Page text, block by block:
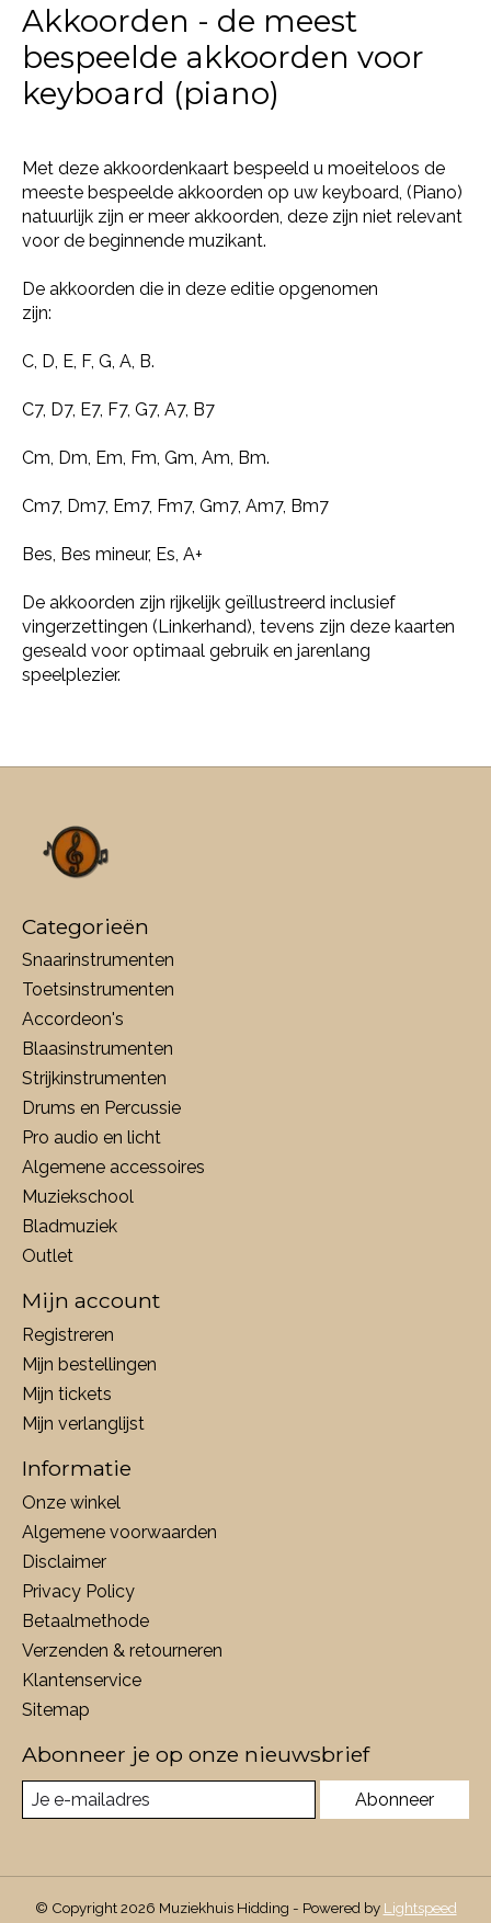
Akkoorden - de meest
bespeelde akkoorden voor
keyboard (piano)
Met deze akkoordenkaart bespeeld u moeiteloos de
meeste bespeelde akkoorden op uw keyboard, (Piano)
natuurlijk zijn er meer akkoorden, deze zijn niet relevant
voor de beginnende muzikant.
De akkoorden die in deze editie opgenomen
zijn:
C, D, E, F, G, A, B.
C7, D7, E7, F7, G7, A7, B7
Cm, Dm, Em, Fm, Gm, Am, Bm.
Cm7, Dm7, Em7, Fm7, Gm7, Am7, Bm7
Bes, Bes mineur, Es, A+
De akkoorden zijn rijkelijk geïllustreerd inclusief
vingerzettingen (Linkerhand), tevens zijn deze kaarten
geseald voor optimaal gebruik en jarenlang
speelplezier.
Categorieën
Snaarinstrumenten
Toetsinstrumenten
Accordeon's
Blaasinstrumenten
Strijkinstrumenten
Drums en Percussie
Pro audio en licht
Algemene accessoires
Muziekschool
Bladmuziek
Outlet
Mijn account
Registreren
Mijn bestellingen
Mijn tickets
Mijn verlanglijst
Informatie
Onze winkel
Algemene voorwaarden
Disclaimer
Privacy Policy
Betaalmethode
Verzenden & retourneren
Klantenservice
Sitemap
Abonneer je op onze nieuwsbrief
Abonneer
© Copyright 2026 Muziekhuis Hidding - Powered by Lightspeed